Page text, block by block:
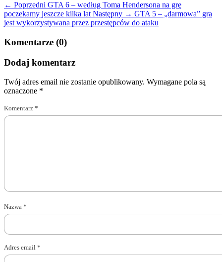
← Poprzedni GTA 6 – według Toma Hendersona na grę
poczekamy jeszcze kilka lat Następny → GTA 5 – „darmowa” gra
jest wykorzystywana przez przestępców do ataku
Komentarze (0)
Dodaj komentarz
Twój adres email nie zostanie opublikowany. Wymagane pola są
oznaczone *
Komentarz *
Nazwa *
Adres email *